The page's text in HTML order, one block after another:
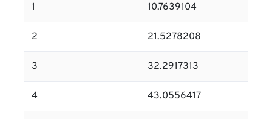
1 10.7639104
2 21.5278208
3 32.2917313
4 43.0556417